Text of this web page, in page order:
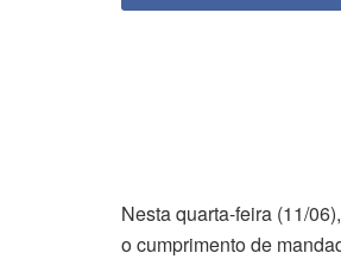
Nesta quarta-feira (11/
o cumprimento de